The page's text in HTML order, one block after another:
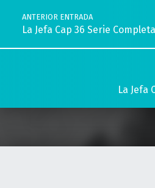
ANTERIOR ENTRADA
La Jefa Cap 36 Serie Completa
La Jefa